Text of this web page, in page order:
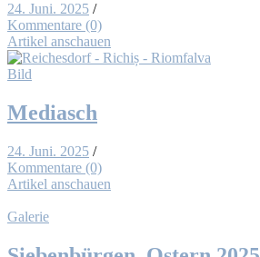
24. Juni. 2025 /
Kommentare (0)
Artikel anschauen
Bild
Me­dia­sch
24. Juni. 2025 /
Kommentare (0)
Artikel anschauen
Galerie